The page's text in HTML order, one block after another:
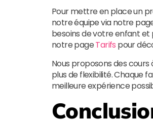
Pour mettre en place un
notre équipe via notre
besoins de votre enfant
notre pageTarifs pour
Nous proposons des
plus de flexibilité. Chaque
meilleure expérience